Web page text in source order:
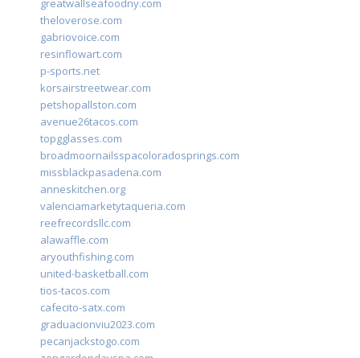
greatwallseafoodny.com
theloverose.com
gabriovoice.com
resinflowart.com
p-sports.net
korsairstreetwear.com
petshopallston.com
avenue26tacos.com
topgglasses.com
broadmoornailsspacoloradosprings.com
missblackpasadena.com
anneskitchen.org
valenciamarketytaqueria.com
reefrecordsllc.com
alawaffle.com
aryouthfishing.com
united-basketball.com
tios-tacos.com
cafecito-satx.com
graduacionviu2023.com
pecanjackstogo.com